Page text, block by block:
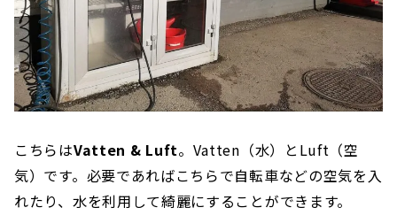
こちらはVatten & Luft。Vatten（水）とLuft（空
気）です。必要であればこちらで自転車などの空気を入
れたり、水を利用して綺麗にすることができます。